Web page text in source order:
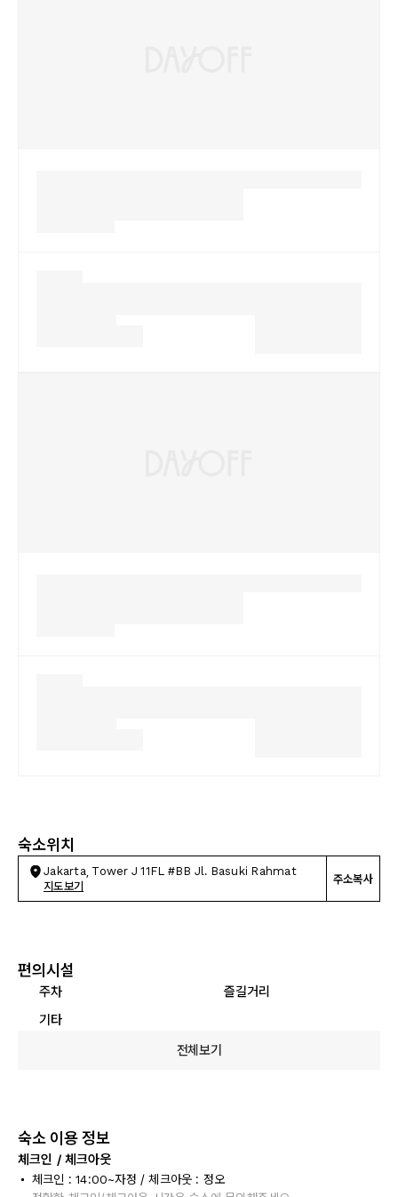
숙소위치
Jakarta, Tower J 11FL #BB Jl. Basuki Rahmat
지도보기
주소복사
편의시설
주차
즐길거리
기타
전체보기
숙소 이용 정보
체크인 / 체크아웃
체크인 : 14:00~자정 / 체크아웃 : 정오